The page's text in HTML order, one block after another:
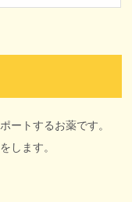
ートするお薬です。
します。